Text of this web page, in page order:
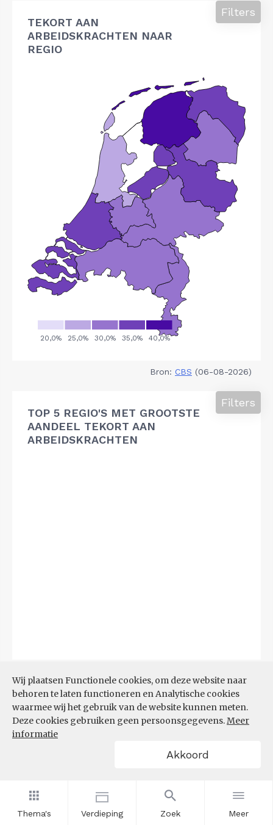
Thema's Verdieping Zoek Meer
Wij plaatsen Functionele cookies, om deze website naar
behoren te laten functioneren en Analytische cookies
waarmee wij het gebruik van de website kunnen meten.
Deze cookies gebruiken geen persoonsgegevens.Meer
informatie
Akkoord
TEKORT AAN
ARBEIDSKRACHTEN NAAR
REGIO
Filters
Bron: CBS (06-08-2026)
TOP 5 REGIO'S MET GROOTSTE
AANDEEL TEKORT AAN
ARBEIDSKRACHTEN
Filters
TOP 10 REGIO'S MET KLEINSTE
AANDEEL TEKORT AAN
ARBEIDSKRACHTEN
Filters